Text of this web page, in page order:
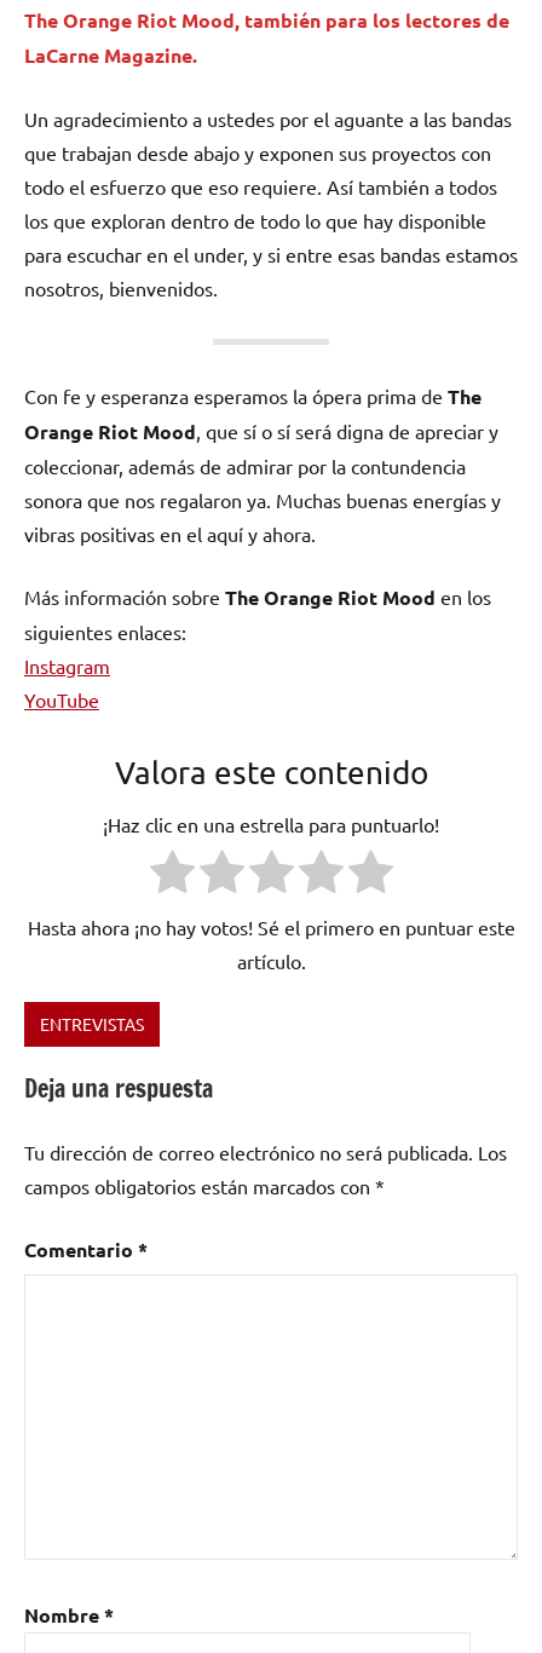
The Orange Riot Mood, también para los lectores de
LaCarne Magazine.
Un agradecimiento a ustedes por el aguante a las bandas
que trabajan desde abajo y exponen sus proyectos con
todo el esfuerzo que eso requiere. Así también a todos
los que exploran dentro de todo lo que hay disponible
para escuchar en el under, y si entre esas bandas estamos
nosotros, bienvenidos.
Con fe y esperanza esperamos la ópera prima de The
Orange Riot Mood , que sí o sí será digna de apreciar y
coleccionar, además de admirar por la contundencia
sonora que nos regalaron ya. Muchas buenas energías y
vibras positivas en el aquí y ahora.
Más información sobre The Orange Riot Mood en los
siguientes enlaces:
Instagram
YouTube
Valora este contenido
¡Haz clic en una estrella para puntuarlo!
Hasta ahora ¡no hay votos! Sé el primero en puntuar este
artículo.
Etiquetado
Argentina,
stoner,
The
Riot
ENTREVISTAS
Deja una respuesta
Tu dirección de correo electrónico no será publicada. Los
campos obligatorios están marcados con *
Comentario *
Nombre*